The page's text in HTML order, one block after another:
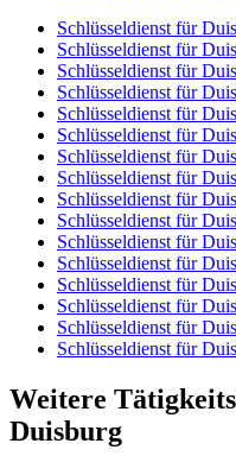
Schlüsseldienst für
Schlüsseldienst für
Schlüsseldienst für
Schlüsseldienst für
Schlüsseldienst für
Schlüsseldienst für
Schlüsseldienst für
Schlüsseldienst für
Schlüsseldienst für
Schlüsseldienst für
Schlüsseldienst für
Schlüsseldienst für
Schlüsseldienst für
Schlüsseldienst für
Schlüsseldienst für
Schlüsseldienst für
Weitere
Duisburg